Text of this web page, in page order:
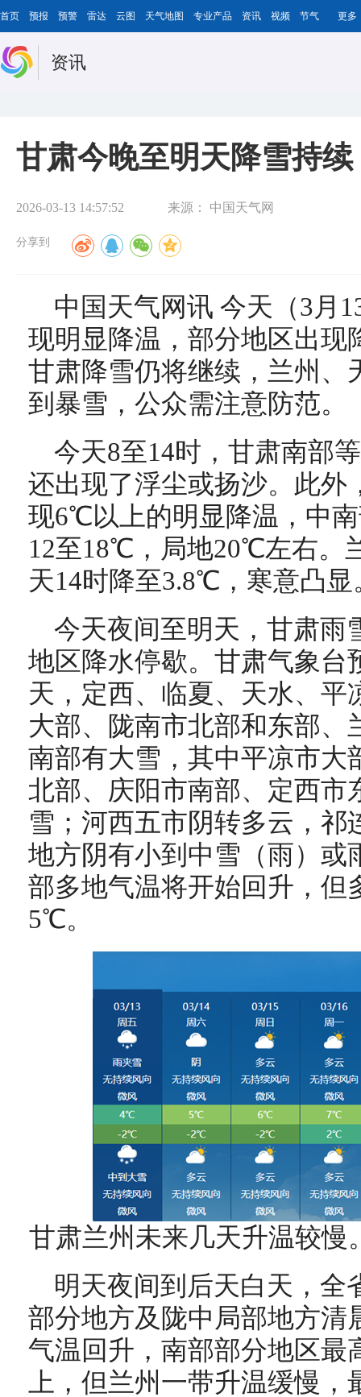
首页 预报 预警 雷达 云图 天气地图 专业产品 资讯 视频 节气 更多
资讯
甘肃今晚至明天降雪持
2026-03-13 14:57:52 来源： 中国天气网
分享到
中国天气网讯 今天（3月
现明显降温，部分地区出现
甘肃降雪仍将继续，兰州、
到暴雪，公众需注意防范。
今天8至14时，甘肃南部
还出现了浮尘或扬沙。此外
现6℃以上的明显降温，中
12至18℃，局地20℃左右。
天14时降至3.8℃，寒意凸显
今天夜间至明天，甘肃雨
地区降水停歇。甘肃气象台
天，定西、临夏、天水、平
大部、陇南市北部和东部、
南部有大雪，其中平凉市大
北部、庆阳市南部、定西市
雪；河西五市阴转多云，祁
地方阴有小到中雪（雨）或
部多地气温将开始回升，但
5℃。
甘肃兰州未来几天升温较慢
明天夜间到后天白天，全
部分地方及陇中局部地方清
气温回升，南部部分地区
上，但兰州一带升温缓慢